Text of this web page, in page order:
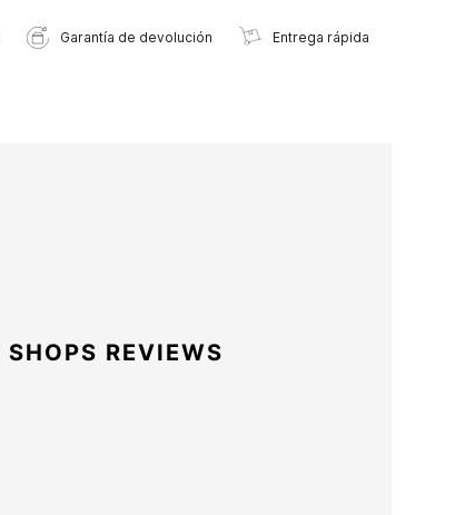
Garantía de devolución Entrega rápida
SHOPS REVIEWS